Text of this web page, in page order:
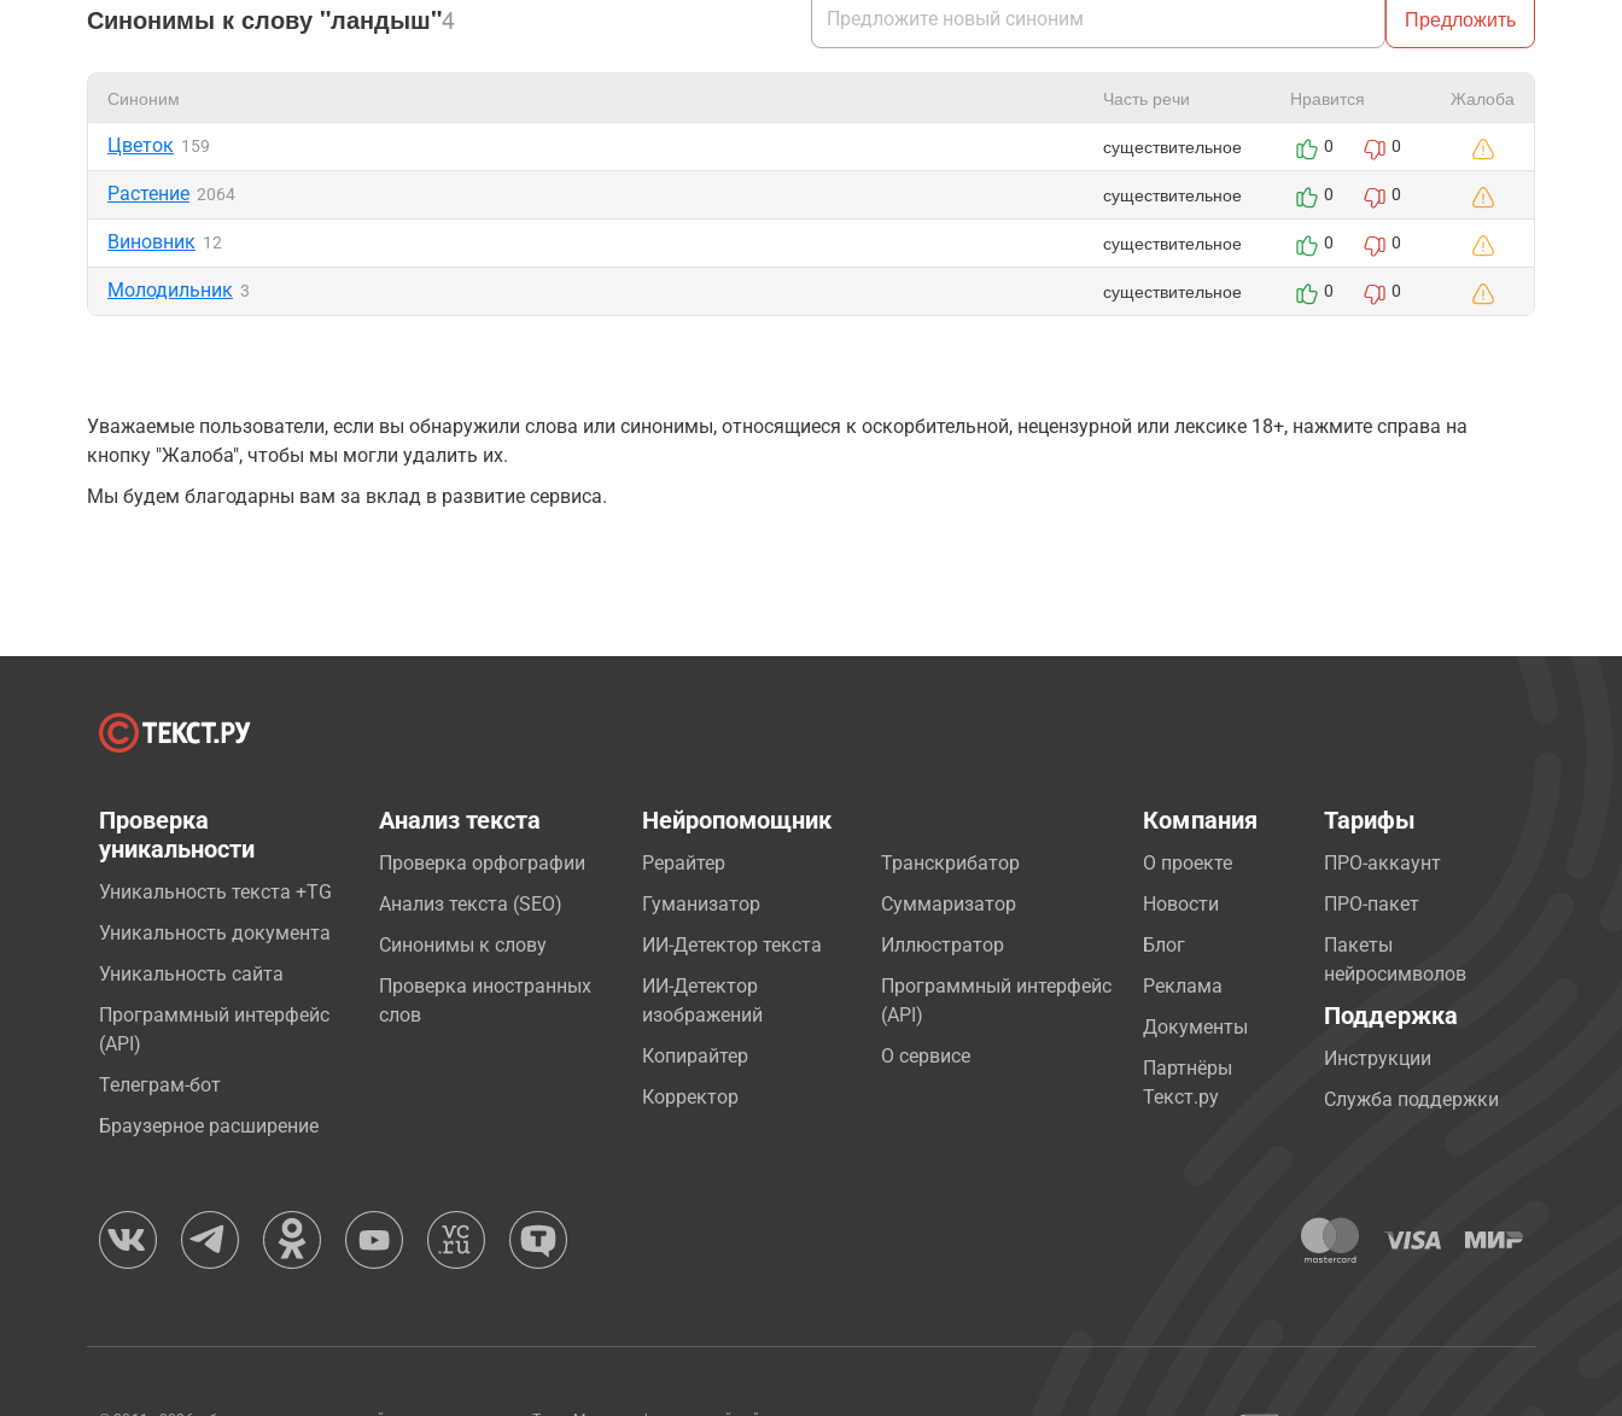
Синонимы к слову "ландыш"4 Предложить
Синоним Часть речи Нравится Жалоба
Цветок 159 существительное 0 0
Растение 2064 существительное 0 0
Виновник 12 существительное 0 0
Молодильник 3 существительное 0 0
Уважаемые пользователи, если вы обнаружили слова или синонимы, относящиеся к оскорбительной, нецензурной или лексике 18+, нажмите справа на
кнопку "Жалоба", чтобы мы могли удалить их.
Мы будем благодарны вам за вклад в развитие сервиса.
Проверка
уникальности
Уникальность текста +TG
Уникальность документа
Уникальность сайта
Программный интерфейс
(API)
Телеграм-бот
Браузерное расширение
Анализ текста
Проверка орфографии
Анализ текста (SEO)
Синонимы к слову
Проверка иностранных
слов
Нейропомощник
Рерайтер
Гуманизатор
ИИ-Детектор текста
ИИ-Детектор
изображений
Копирайтер
Корректор
Транскрибатор
Суммаризатор
Иллюстратор
Программный интерфейс
(API)
О сервисе
Компания
О проекте
Новости
Блог
Реклама
Документы
Партнёры
Текст.ру
Тарифы
ПРО-аккаунт
ПРО-пакет
Пакеты
нейросимволов
Поддержка
Инструкции
Служба поддержки